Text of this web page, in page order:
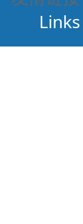
Links